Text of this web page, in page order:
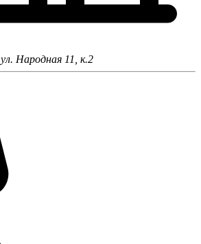
ул. Народная 11, к.2